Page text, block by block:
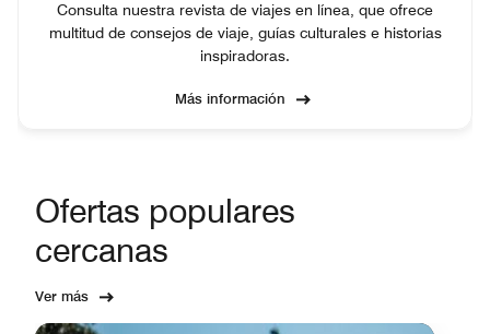
Consulta nuestra revista de viajes en línea, que ofrece
multitud de consejos de viaje, guías culturales e historias
inspiradoras.
Más información
Ofertas populares
cercanas
Ver más